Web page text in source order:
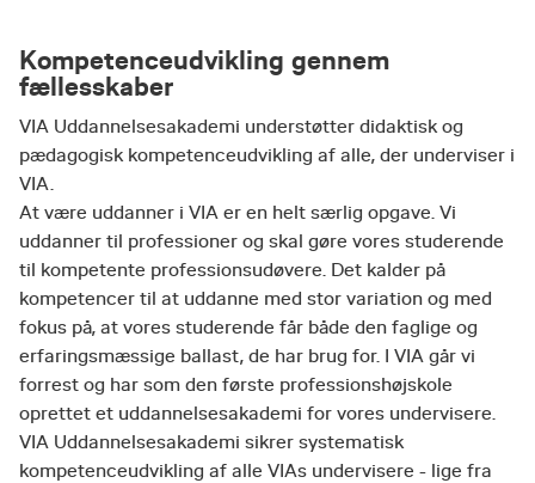
Kompetenceudvikling gennem
fællesskaber
VIA Uddannelsesakademi understøtter didaktisk og
pædagogisk kompetenceudvikling af alle, der underviser i
VIA.
At være uddanner i VIA er en helt særlig opgave. Vi
uddanner til professioner og skal gøre vores studerende
til kompetente professionsudøvere. Det kalder på
kompetencer til at uddanne med stor variation og med
fokus på, at vores studerende får både den faglige og
erfaringsmæssige ballast, de har brug for. I VIA går vi
forrest og har som den første professionshøjskole
oprettet et uddannelsesakademi for vores undervisere.
VIA Uddannelsesakademi sikrer systematisk
kompetenceudvikling af alle VIAs undervisere - lige fra